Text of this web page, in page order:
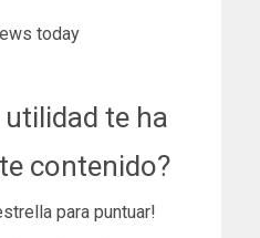
today
te ha
contenido?
para puntuar!